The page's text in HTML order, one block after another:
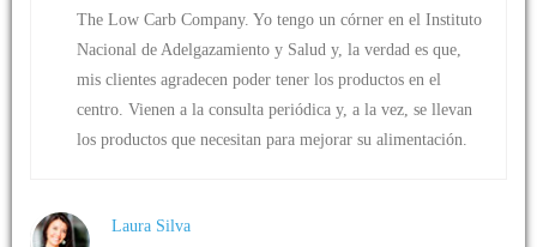
The Low Carb Company. Yo tengo un córner en el Instituto
Nacional de Adelgazamiento y Salud y, la verdad es que,
mis clientes agradecen poder tener los productos en el
centro. Vienen a la consulta periódica y, a la vez, se llevan
los productos que necesitan para mejorar su alimentación.
Laura Silva